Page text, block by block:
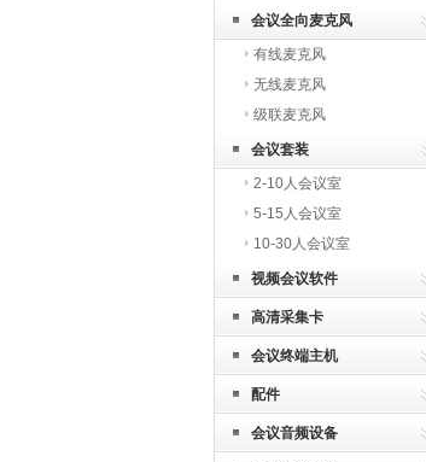
会议全向麦克风
有线麦克风
无线麦克风
级联麦克风
会议套装
2-10人会议室
5-15人会议室
10-30人会议室
视频会议软件
高清采集卡
会议终端主机
配件
会议音频设备